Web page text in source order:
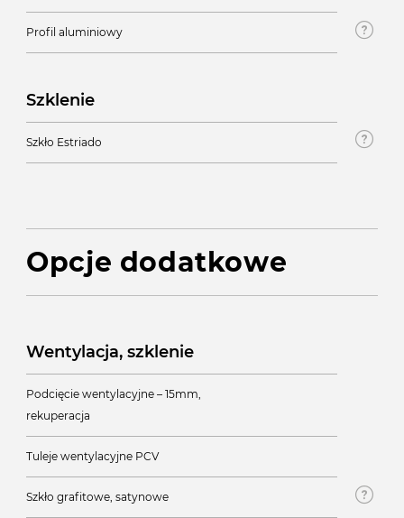
Profil aluminiowy
Szklenie
Szkło Estriado
Opcje dodatkowe
Wentylacja, szklenie
Podcięcie wentylacyjne – 15mm,
rekuperacja
Tuleje wentylacyjne PCV
Szkło grafitowe, satynowe